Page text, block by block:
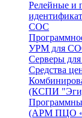
Релейные и
СОС
УРМ для
Серверы
Средства
(КСПИ
(АРМ ПЦО